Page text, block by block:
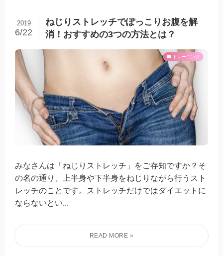
ねじりストレッチでぽっこりお腹を解
消！おすすめの3つの方法とは？
2019
6/22
トレーニング
みなさんは「ねじりストレッチ」をご存知ですか？そ
の名の通り、上半身や下半身をねじりながら行うスト
レッチのことです。ストレッチだけではダイエットに
ならないとい...